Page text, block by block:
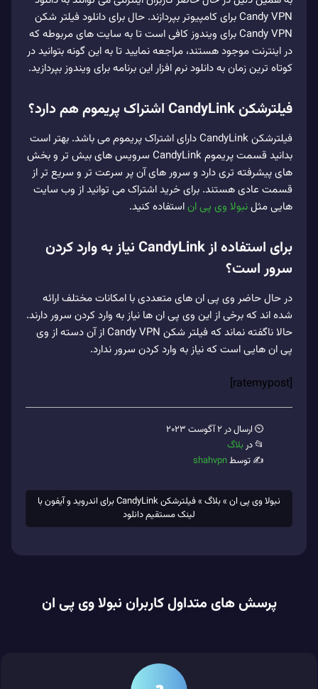
Candy VPN برای کامپیوتر بپردازند. حال برای دانلود فیلتر شکن
Candy VPN برای ویندوز کافی است تا به سایت‌ های مربوطه که
در اینترنت موجود هستند، مراجعه نمایید تا به این گونه بتوانید در
کوتاه‌ ترین زمان به دانلود نرم افزار این برنامه برای ویندوز بپردازید.
فیلترشکن CandyLink اشتراک پریموم هم دارد؟
فیلترشکن CandyLink دارای اشتراک پریموم می باشد. بهتر است
بدانید قسمت پریموم CandyLink سرویس های بیش تر و بخش
های پیشرفته تری دارد و سرور های آن پر سرعت تر و سریع تر از
قسمت عادی هستند. برای خرید اشتراک می توانید از وب سایت
هایی مثلنبولا وی پی اناستفاده کنید.
برای استفاده از CandyLink نیاز به وارد کردن
سرور است؟
در حال حاضر وی پی ان‌ های متعددی با امکانات مختلف ارائه
شده‌ اند که برخی از این وی‌ پی‌ ان‌ ها نیاز به وارد کردن سرور دارند.
حالا ناگفته نماند که فیلتر شکن Candy VPN از آن دسته از وی
پی ان هایی است که نیاز به وارد کردن سرور ندارد.
[ratemypost]
⏲ ارسال در 2 آگوست 2023
📂 در بلاگ
✍️ توسطshahvpn
نبولا وی پی ان »بلاگ »
فیلترشکن CandyLink برای اندروید و آیفون با
لینک مستقیم دانلود
پرسش های متداول کاربران نبولا وی پی ان